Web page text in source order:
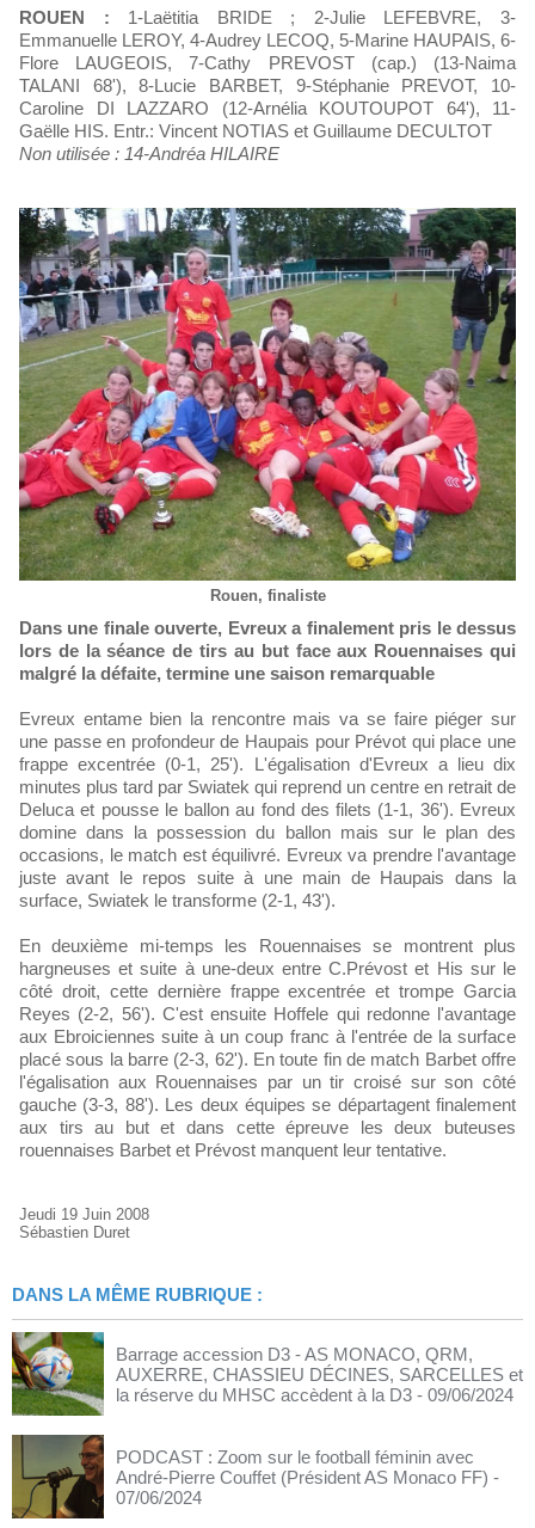
ROUEN : 1-Laëtitia BRIDE ; 2-Julie LEFEBVRE, 3-
Emmanuelle LEROY, 4-Audrey LECOQ, 5-Marine HAUPAIS, 6-
Flore LAUGEOIS, 7-Cathy PREVOST (cap.) (13-Naima
TALANI 68'), 8-Lucie BARBET, 9-Stéphanie PREVOT, 10-
Caroline DI LAZZARO (12-Arnélia KOUTOUPOT 64'), 11-
Gaëlle HIS. Entr.: Vincent NOTIAS et Guillaume DECULTOT
Non utilisée : 14-Andréa HILAIRE
Rouen, finaliste
Dans une finale ouverte, Evreux a finalement pris le dessus
lors de la séance de tirs au but face aux Rouennaises qui
malgré la défaite, termine une saison remarquable
Evreux entame bien la rencontre mais va se faire piéger sur
une passe en profondeur de Haupais pour Prévot qui place une
frappe excentrée (0-1, 25'). L'égalisation d'Evreux a lieu dix
minutes plus tard par Swiatek qui reprend un centre en retrait de
Deluca et pousse le ballon au fond des filets (1-1, 36'). Evreux
domine dans la possession du ballon mais sur le plan des
occasions, le match est équilivré. Evreux va prendre l'avantage
juste avant le repos suite à une main de Haupais dans la
surface, Swiatek le transforme (2-1, 43').
En deuxième mi-temps les Rouennaises se montrent plus
hargneuses et suite à une-deux entre C.Prévost et His sur le
côté droit, cette dernière frappe excentrée et trompe Garcia
Reyes (2-2, 56'). C'est ensuite Hoffele qui redonne l'avantage
aux Ebroiciennes suite à un coup franc à l'entrée de la surface
placé sous la barre (2-3, 62'). En toute fin de match Barbet offre
l'égalisation aux Rouennaises par un tir croisé sur son côté
gauche (3-3, 88'). Les deux équipes se départagent finalement
aux tirs au but et dans cette épreuve les deux buteuses
rouennaises Barbet et Prévost manquent leur tentative.
Jeudi 19 Juin 2008
Sébastien Duret
DANS LA MÊME RUBRIQUE :
Barrage accession D3 - AS MONACO, QRM,
AUXERRE, CHASSIEU DÉCINES, SARCELLES et
la réserve du MHSC accèdent à la D3 - 09/06/2024
PODCAST : Zoom sur le football féminin avec
André-Pierre Couffet (Président AS Monaco FF) -
07/06/2024